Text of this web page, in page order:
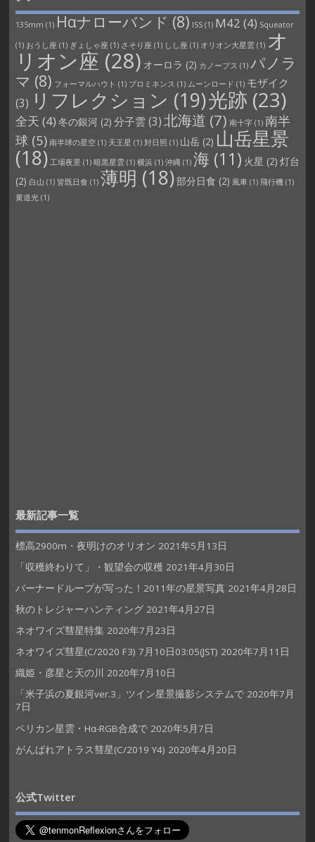
135mm (1) Hαナローバンド (8) ISS(1) M42 (4) Squeator
(1) おうし座 (1) ぎょしゃ座 (1) さそり座 (1) しし座 (1) オリオン大星雲(1) オ
リオン座 (28) オーロラ (2) カノープス (1) パノラ
マ (8) フォーマルハウト (1) プロミネンス (1) ムーンロード (1) モザイク
(3) リフレクション (19)光跡 (23)
全天 (4) 冬の銀河(2) 分子雲 (3)北海道 (7) 南十字(1) 南半
球 (5) 南半球の星空(1) 天王星 (1) 対日照 (1) 山岳(2) 山岳星景
(18) 工場夜景(1) 暗黒星雲(1) 横浜(1) 沖縄(1) 海 (11) 火星 (2) 灯台
(2) 白山 (1) 皆既日食 (1) 薄明 (18)部分日食 (2) 風車(1) 飛行機(1)
黄道光(1)
最新記事一覧
標高2900m・夜明けのオリオン 2021年5月13日
「収穫終わりて」・観望会の収穫 2021年4月30日
バーナードループが写った！2011年の星景写真 2021年4月28日
秋のトレジャーハンティング 2021年4月27日
ネオワイズ彗星特集 2020年7月23日
ネオワイズ彗星(C/2020 F3) 7月10日03:05(JST) 2020年7月11日
織姫・彦星と天の川
2020年7月10日
「米子浜の夏銀河ver.3」ツイン星景撮影システムで 2020年7月
7日
ペリカン星雲・Hα-RGB合成で 2020年5月7日
がんばれアトラス彗星(C/2019 Y4) 2020年4月20日
公式Twitter